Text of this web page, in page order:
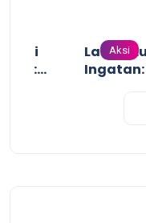
dari
Aksi
Lawan
Ingatan: